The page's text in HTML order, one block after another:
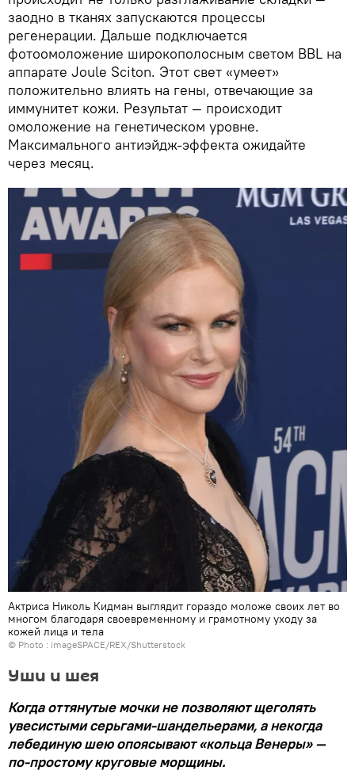
заодно в тканях запускаются процессы
регенерации. Дальше подключается
фотоомоложение широкополосным светом BBL на
аппарате Joule Sciton. Этот свет «умеет»
положительно влиять на гены, отвечающие за
иммунитет кожи. Результат — происходит
омоложение на генетическом уровне.
Максимального антиэйдж-эффекта ожидайте
через месяц.
Актриса Николь Кидман выглядит гораздо моложе своих лет во
многом благодаря своевременному и грамотному уходу за
кожей лица и тела
© Photo : imageSPACE/REX/Shutterstock
Уши и шея
Когда оттянутые мочки не позволяют щеголять
увесистыми серьгами-шандельерами, а некогда
лебединую шею опоясывают «кольца Венеры» —
по-простому круговые морщины.